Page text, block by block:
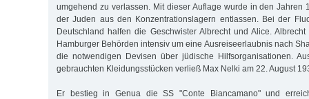
umgehend zu verlassen. Mit dieser Auflage wurde in den Jahren
der Juden aus den Konzentrationslagern entlassen. Bei der
Deutschland halfen die Geschwister Albrecht und Alice.
Hamburger Behörden intensiv um eine Ausreiseerlaubnis nach
die notwendigen Devisen über jüdische Hilfsorganisationen.
gebrauchten Kleidungsstücken verließ Max Nelki am 22. August
Er bestieg in Genua die SS "Conte Biancamano" und